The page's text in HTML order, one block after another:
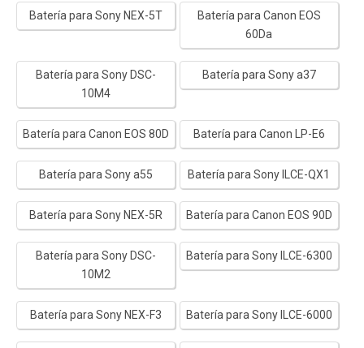
Batería para Sony NEX-5T
Batería para Canon EOS
60Da
Batería para Sony DSC-
10M4
Batería para Sony a37
Batería para Canon EOS 80D Batería para Canon LP-E6
Batería para Sony a55 Batería para Sony ILCE-QX1
Batería para Sony NEX-5R Batería para Canon EOS 90D
Batería para Sony DSC-
10M2
Batería para Sony ILCE-6300
Batería para Sony NEX-F3 Batería para Sony ILCE-6000